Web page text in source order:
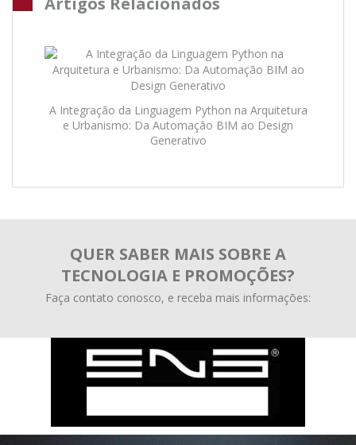
A Integração da Linguagem Python na Arquitetura
e Urbanismo: Da Automação BIM ao Design
Generativo
QUER SABER MAIS SOBRE A
TECNOLOGIA E PROMOÇÕES?
Faça contato conosco, e receba mais informações: